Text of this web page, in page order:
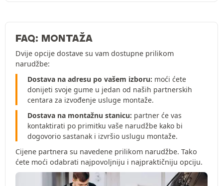
FAQ: MONTAŽA
Dvije opcije dostave su vam dostupne prilikom
narudžbe:
Dostava na adresu po vašem izboru: moći ćete
donijeti svoje gume u jedan od naših partnerskih
centara za izvođenje usluge montaže.
Dostava na montažnu stanicu: partner će vas
kontaktirati po primitku vaše narudžbe kako bi
dogovorio sastanak i izvršio uslugu montaže.
Cijene partnera su navedene prilikom narudžbe. Tako
ćete moći odabrati najpovoljniju i najpraktičniju opciju.